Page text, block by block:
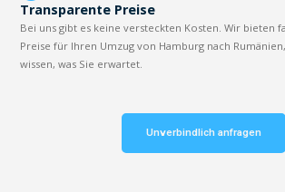
Transparente Preise
Bei uns gibt es keine versteckten Kosten. Wir bieten
Preise für Ihren Umzug von Hamburg nach
wissen, was Sie erwartet.
Unverbindlich anfragen